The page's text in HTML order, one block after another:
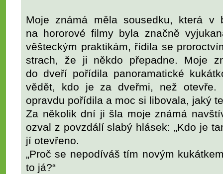
Moje známá měla sousedku, která v
na hororové filmy byla značně
věšteckým praktikám, řídila se
strach, že ji někdo přepadne. Moje
do dveří pořídila panoramatické
vědět, kdo je za dveřmi, než otevře.
opravdu pořídila a moc si libovala, jaký
Za několik dní ji šla moje známá
ozval z povzdálí slabý hlásek: „Kdo je
jí otevřeno.
„Proč se nepodíváš tím novým
to já?“